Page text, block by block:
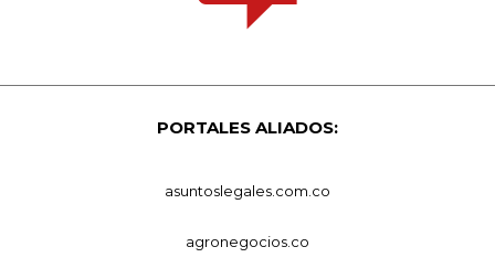
PORTALES ALIADOS:
asuntoslegales.com.co
agronegocios.co